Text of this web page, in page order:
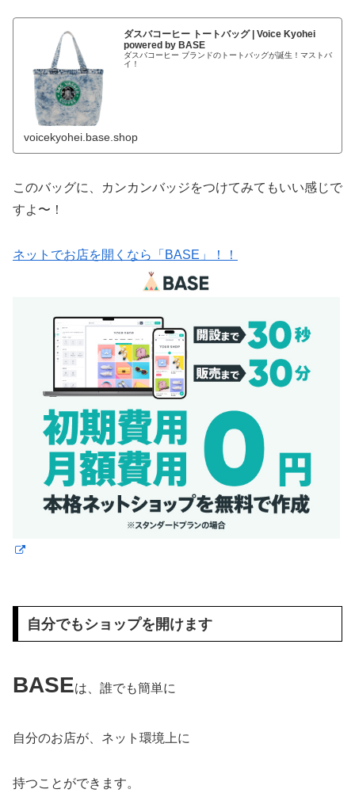
ダスバコーヒー トートバッグ | Voice Kyohei
powered by BASE
ダスバコーヒー ブランドのトートバッグが誕生！マストバ
イ！
voicekyohei.base.shop
このバッグに、カンカンバッジをつけてみてもいい感じで
すよ〜！
ネットでお店を開くなら「BASE」！！
自分でもショップを開けます
BASEは、誰でも簡単に
自分のお店が、ネット環境上に
持つことができます。